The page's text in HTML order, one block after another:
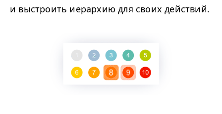
и выстроить иерархию для своих действий.